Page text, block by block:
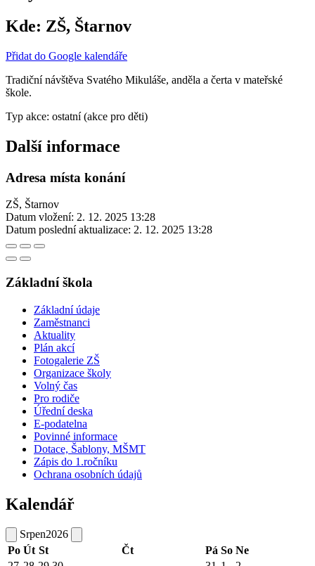
Kde: ZŠ, Štarnov
Přidat do Google kalendáře
Tradiční návštěva Svatého Mikuláše, anděla a čerta v mateřské
škole.
Typ akce: ostatní (akce pro děti)
Další informace
Adresa místa konání
ZŠ, Štarnov
Datum vložení: 2. 12. 2025 13:28
Datum poslední aktualizace: 2. 12. 2025 13:28
Základní škola
Základní údaje
Zaměstnanci
Aktuality
Plán akcí
Fotogalerie ZŠ
Organizace školy
Volný čas
Pro rodiče
Úřední deska
E-podatelna
Povinné informace
Dotace, Šablony, MŠMT
Zápis do 1.ročníku
Ochrana osobních údajů
Kalendář
Srpen2026
Po Út St Čt Pá So Ne